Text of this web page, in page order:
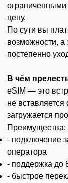
ограниченными
цену.
По сути вы
возможности,
постепенно
В чём
eSIM — это
не
загружается
Преимущества:
- подключение
оператора
- поддержка до
- быстрое